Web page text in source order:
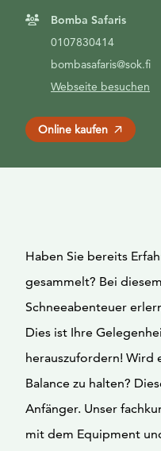
Bomba Safaris
0107830414
bombasafaris@sok.fi
Webseite besuchen
Online kaufen
Haben Sie bereits
gesammelt? Bei
Schneeabenteuer
Dies ist Ihre
herauszufordern! Wird
Balance zu halten?
Anfänger. Unser
mit dem Equipment